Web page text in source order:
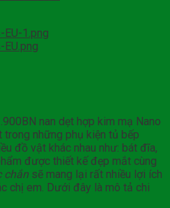
nan dẹt hợp kim mạ Nano
những phụ kiện tủ bếp
đồ vật khác nhau như: bát đĩa,
được thiết kế đẹp mắt cùng
chắn sẽ mang lại rất nhiều lợi ích
chị em. Dưới đây là mô tả chi